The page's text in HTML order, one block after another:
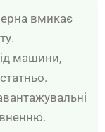
вмикає
машини,